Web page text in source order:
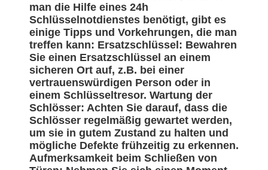
man die Hilfe eines 24h
Schlüsselnotdienstes benötigt, gibt es
einige Tipps und Vorkehrungen, die man
treffen kann: Ersatzschlüssel: Bewahren
Sie einen Ersatzschlüssel an einem
sicheren Ort auf, z.B. bei einer
vertrauenswürdigen Person oder in
einem Schlüsseltresor. Wartung der
Schlösser: Achten Sie darauf, dass die
Schlösser regelmäßig gewartet werden,
um sie in gutem Zustand zu halten und
mögliche Defekte frühzeitig zu erkennen.
Aufmerksamkeit beim Schließen von